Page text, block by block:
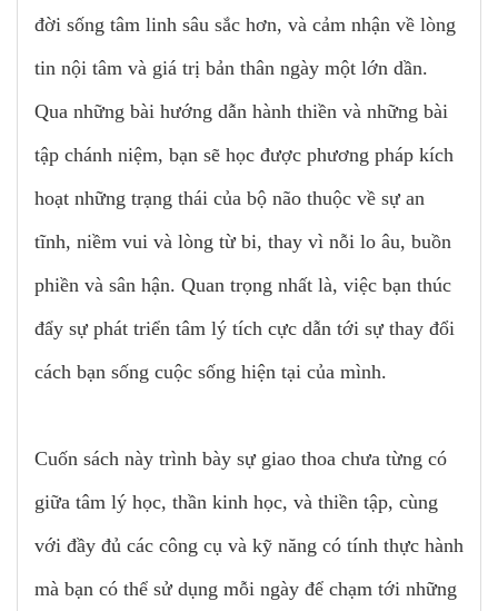
đời sống tâm linh sâu sắc hơn, và cảm nhận về lòng
tin nội tâm và giá trị bản thân ngày một lớn dần.
Qua những bài hướng dẫn hành thiền và những bài
tập chánh niệm, bạn sẽ học được phương pháp kích
hoạt những trạng thái của bộ não thuộc về sự an
tĩnh, niềm vui và lòng từ bi, thay vì nỗi lo âu, buồn
phiền và sân hận. Quan trọng nhất là, việc bạn thúc
đẩy sự phát triển tâm lý tích cực dẫn tới sự thay đổi
cách bạn sống cuộc sống hiện tại của mình.
Cuốn sách này trình bày sự giao thoa chưa từng có
giữa tâm lý học, thần kinh học, và thiền tập, cùng
với đầy đủ các công cụ và kỹ năng có tính thực hành
mà bạn có thể sử dụng mỗi ngày để chạm tới những